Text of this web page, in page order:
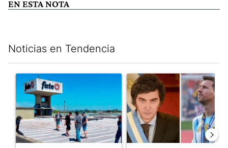
EN ESTA NOTA
Noticias en Tendencia
Un artículo de tendencia con el título "Récord histórico de
Un artículo de tendencia con